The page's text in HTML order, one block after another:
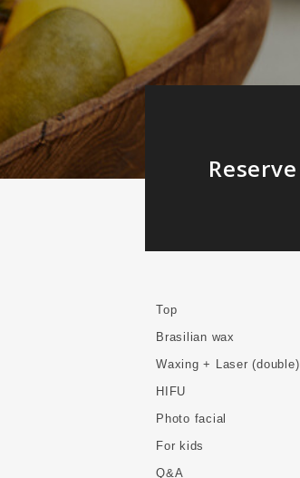
Reserve
Top
Brasilian wax
Waxing + Laser (double)
HIFU
Photo facial
For kids
Q&A